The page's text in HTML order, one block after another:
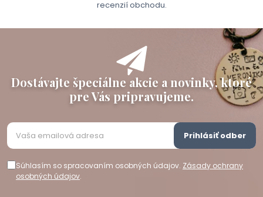
recenzií obchodu.
Dostávajte špeciálne akcie a novinky, ktoré
pre Vás pripravujeme.
Súhlasím so spracovaním osobných údajov. Zásady ochrany
osobných údajov.
Prihlásiť odber